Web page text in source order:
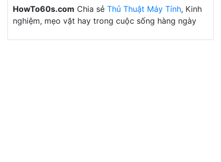
HowTo60s.com Chia sẻ Thủ Thuật Máy Tính, Kinh
nghiệm, mẹo vặt hay trong cuộc sống hàng ngày